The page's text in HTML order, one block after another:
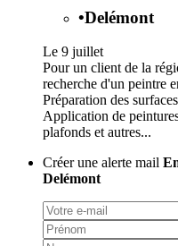
•Delémont
Le 9 juillet
Pour un client de la
recherche d'un peintre
Préparation des
Application de
plafonds et autres...
Créer une alerte mail
Delémont